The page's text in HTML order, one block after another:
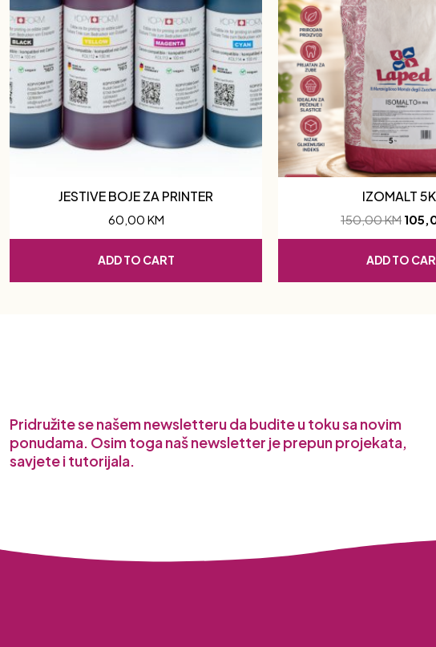
JESTIVE BOJE ZA PRINTER
60,00 KM
ADD TO CART
IZOMALT
150,00KM
ADD TO
Pridružite se našem newsletteru da budite u toku sa novim
ponudama. Osim toga naš newsletter je prepun projekata,
savjete i tutorijala.